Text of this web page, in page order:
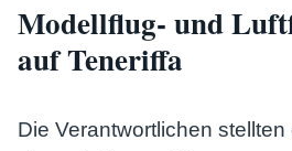
Modellflug- und
auf Teneriffa
Die Verantwortlichen stellten